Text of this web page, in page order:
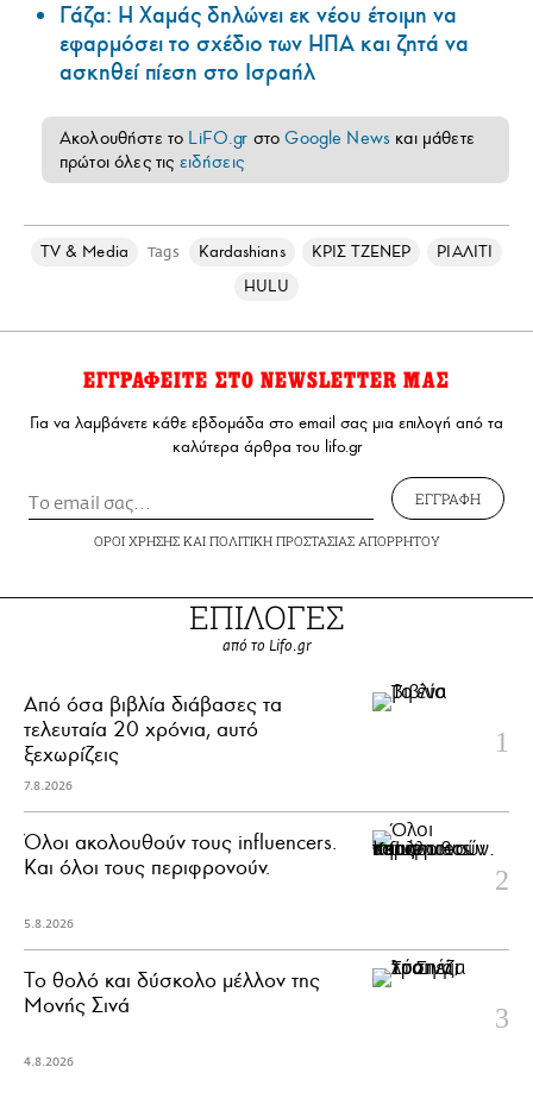
Γάζα: Η Χαμάς δηλώνει εκ νέου έτοιμη να
εφαρμόσει το σχέδιο των ΗΠΑ και ζητά να
ασκηθεί πίεση στο Ισραήλ
Ακολουθήστε το LiFO.gr στοGoogle News και μάθετε
πρώτοι όλες τις ειδήσεις
TV & Media Tags Kardashians ΚΡΙΣ ΤΖΕΝΕΡ
ΡΙΑΛΙΤΙ
HULU
ΕΓΓΡΑΦΕΙΤΕ ΣΤΟ NEWSLETTER ΜΑΣ
Για να λαμβάνετε κάθε εβδομάδα στο email σας μια επιλογή από τα
καλύτερα άρθρα του lifo.gr
ΕΓΓΡΑΦΗ
ΟΡΟΙ ΧΡΗΣΗΣΚΑΙ ΠΟΛΙΤΙΚΗ ΠΡΟΣΤΑΣΙΑΣ ΑΠΟΡΡΗΤΟΥ
ΕΠΙΛΟΓΕΣ
από το Lifo.gr
Από όσα βιβλία διάβασες τα
τελευταία 20 χρόνια, αυτό
ξεχωρίζεις
7.8.2026
Όλοι ακολουθούν τους influencers.
Και όλοι τους περιφρονούν.
5.8.2026
Το θολό και δύσκολο μέλλον της
Μονής Σινά
4.8.2026